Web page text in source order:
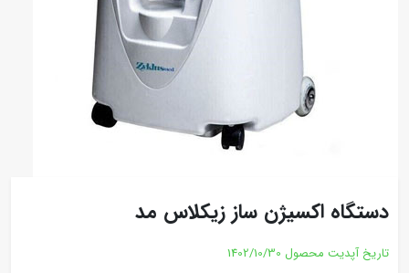
دستگاه اکسیژن ساز زیکلاس مد
تاریخ آپدیت محصول 1402/10/30